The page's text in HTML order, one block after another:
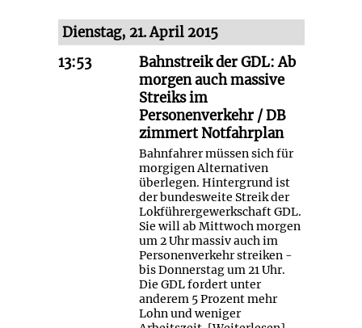
Dienstag, 21. April 2015
13:53
Bahnstreik der GDL: Ab
morgen auch massive
Streiks im
Personenverkehr / DB
zimmert Notfahrplan
Bahnfahrer müssen sich für
morgigen Alternativen
überlegen. Hintergrund ist
der bundesweite Streik der
Lokführergewerkschaft GDL.
Sie will ab Mittwoch morgen
um 2 Uhr massiv auch im
Personenverkehr streiken -
bis Donnerstag um 21 Uhr.
Die GDL fordert unter
anderem 5 Prozent mehr
Lohn und weniger